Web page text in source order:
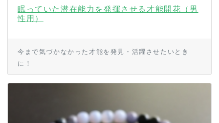
眠っていた潜在能力を発揮させる才能開花（男
性用）
今まで気づかなかった才能を発見・活躍させたいとき
に！